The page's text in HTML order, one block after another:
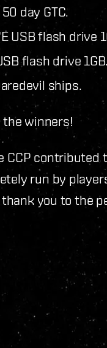
day GTC.
USB flash drive
flash drive 1GB.
ships.
winners!
CCP
run by
you to the